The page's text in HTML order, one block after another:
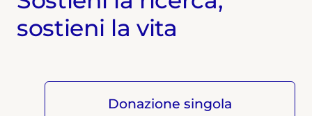
sostieni la vita
Donazione singola